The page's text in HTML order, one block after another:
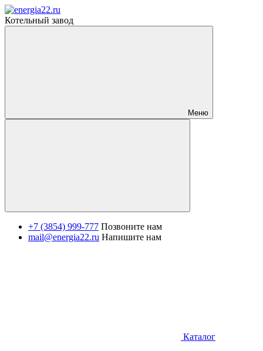
Котельный завод
Меню
+7 (3854) 999-777 Позвоните нам
mail@energia22.ru Напишите нам
Каталог